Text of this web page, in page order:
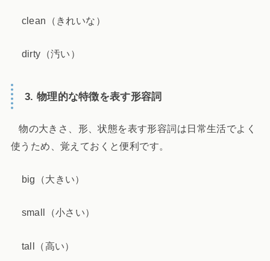
clean（きれいな）
dirty（汚い）
3. 物理的な特徴を表す形容詞
物の大きさ、形、状態を表す形容詞は日常生活でよく
使うため、覚えておくと便利です。
big（大きい）
small（小さい）
tall（高い）